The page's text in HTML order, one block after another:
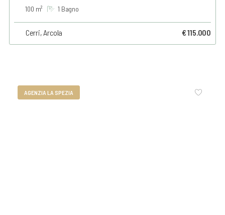
100 m² 1 Bagno
Cerri, Arcola € 115.000
AGENZIA LA SPEZIA